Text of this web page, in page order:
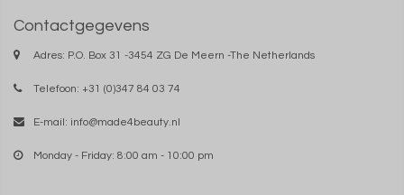
Contactgegevens
Adres: P.O. Box 31 -3454 ZG De Meern -The Netherlands
Telefoon: +31 (0)347 84 03 74
E-mail: info@made4beauty.nl
Monday - Friday: 8:00 am - 10:00 pm